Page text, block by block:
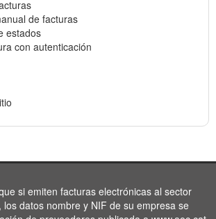
de facturas
estados
con autenticación
si emiten facturas electrónicas al sector
los datos nombre y NIF de su empresa se